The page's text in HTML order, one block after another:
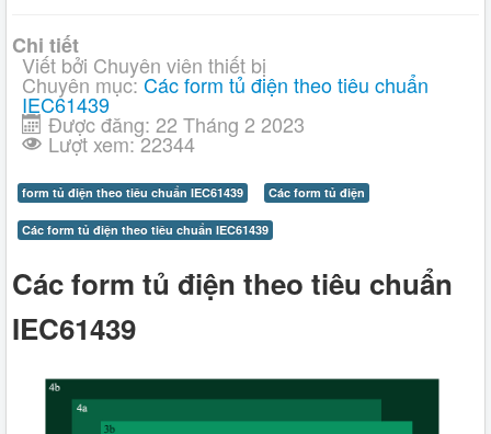
Chi tiết
Viết bởi Chuyên viên thiết bị
Chuyên mục: Các form tủ điện theo tiêu chuẩn
IEC61439
Được đăng: 22 Tháng 2 2023
Lượt xem: 22344
form tủ điện theo tiêu chuẩn IEC61439 Các form tủ điện
Các form tủ điện theo tiêu chuẩn IEC61439
Các form tủ điện theo tiêu chuẩn
IEC61439